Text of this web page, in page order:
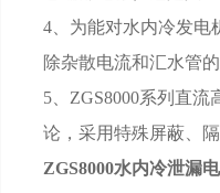
4、为能对水内冷发电
除杂散电流和汇水管
5、ZGS8000系列直
论，采用特殊屏蔽、
ZGS8000水内冷泄漏